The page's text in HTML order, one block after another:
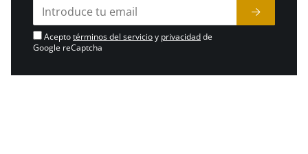
Aceptotérminos del servicioy privacidadde
Google reCaptcha